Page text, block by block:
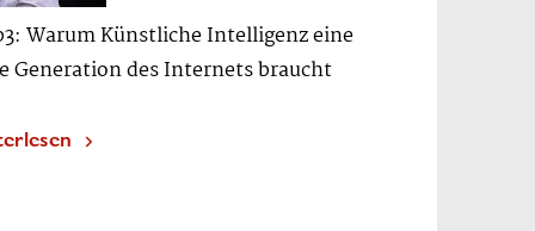
Warum Künstliche Intelligenz eine
Generation des Internets braucht